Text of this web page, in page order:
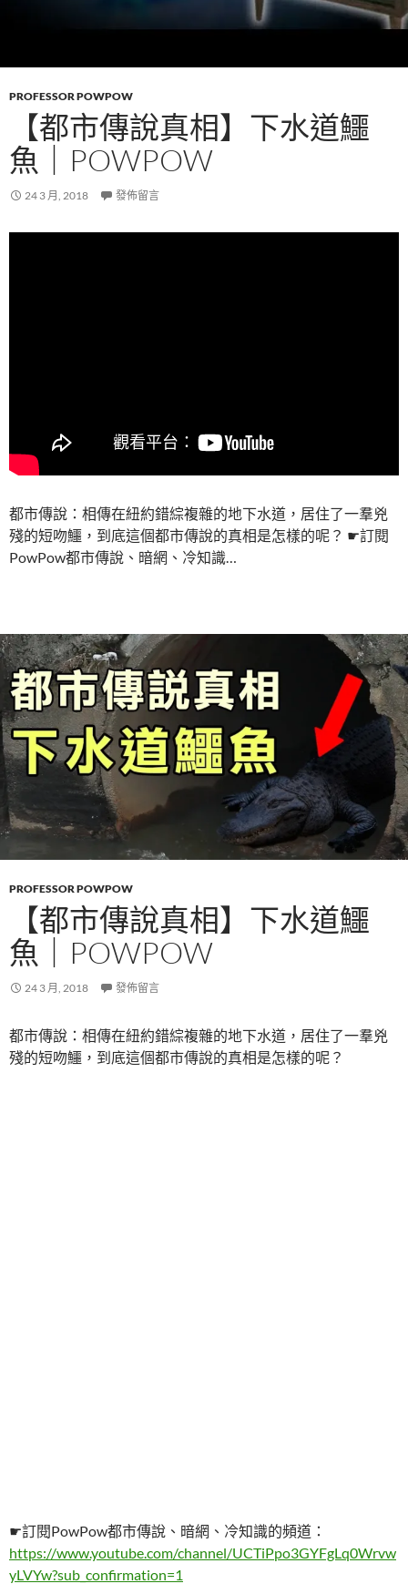
PROFESSOR POWPOW
【都市傳說真相】下水道鱷
魚｜POWPOW
24 3 月, 2018 發佈留言
都市傳說：相傳在紐約錯綜複雜的地下水道，居住了一羣兇
殘的短吻鱷，到底這個都市傳說的真相是怎樣的呢？ ☛訂閱
PowPow都市傳說、暗網、冷知識…
PROFESSOR POWPOW
【都市傳說真相】下水道鱷
魚｜POWPOW
24 3 月, 2018 發佈留言
都市傳說：相傳在紐約錯綜複雜的地下水道，居住了一羣兇
殘的短吻鱷，到底這個都市傳說的真相是怎樣的呢？
☛訂閱PowPow都市傳說、暗網、冷知識的頻道：
https://www.youtube.com/channel/UCTiPpo3GYFgLq0Wrvw
yLVYw?sub_confirmation=1